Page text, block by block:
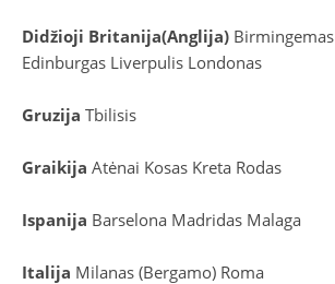
Didžioji Britanija(Anglija) Birmingemas
Edinburgas Liverpulis Londonas
Gruzija Tbilisis
Graikija Atėnai Kosas Kreta Rodas
Ispanija Barselona Madridas Malaga
Italija Milanas (Bergamo) Roma